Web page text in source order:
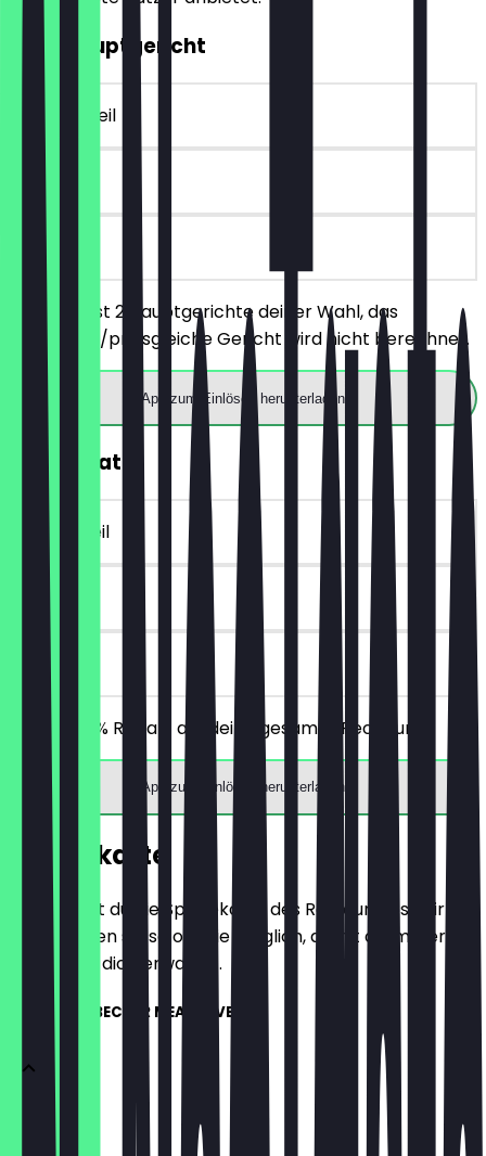
2für1 Hauptgericht
~€ 10 Vorteil
30 Tage
vor Ort
Du bestellst 2 Hauptgerichte deiner Wahl, das
günstigere/preisgleiche Gericht wird nicht berechnet.
App zum Einlösen herunterladen
30% Rabatt
~€ 3 Vorteil
30 Tage
vor Ort
Erhalte 30% Rabatt auf deine gesamte Rechnung!
App zum Einlösen herunterladen
Speisekarte
Hier findest du die Speisekarte des Restaurants. Wir
aktualisieren sie so oft wie möglich, damit du immer
weißt, was dich erwartet.
KARTOFFELBECHER MEATLOVER
Chicken